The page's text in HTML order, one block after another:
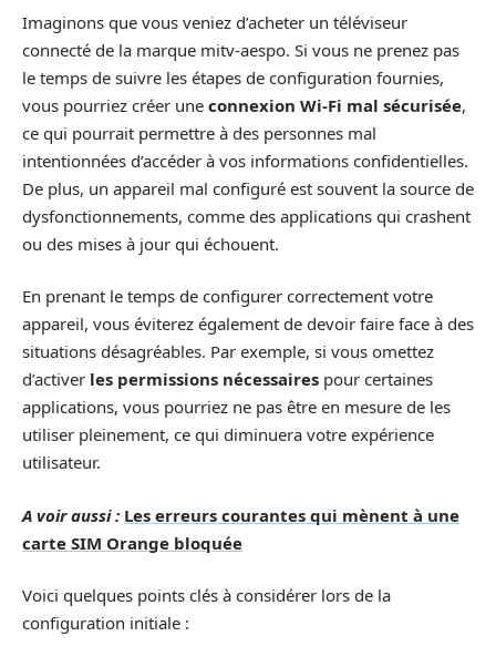
Imaginons que vous veniez d’acheter un téléviseur
connecté de la marque mitv-aespo. Si vous ne prenez pas
le temps de suivre les étapes de configuration fournies,
vous pourriez créer une connexion Wi-Fi mal sécurisée,
ce qui pourrait permettre à des personnes mal
intentionnées d’accéder à vos informations confidentielles.
De plus, un appareil mal configuré est souvent la source de
dysfonctionnements, comme des applications qui crashent
ou des mises à jour qui échouent.
En prenant le temps de configurer correctement votre
appareil, vous éviterez également de devoir faire face à des
situations désagréables. Par exemple, si vous omettez
d’activer les permissions nécessaires pour certaines
applications, vous pourriez ne pas être en mesure de les
utiliser pleinement, ce qui diminuera votre expérience
utilisateur.
A voir aussi : Les erreurs courantes qui mènent à une
carte SIM Orange bloquée
Voici quelques points clés à considérer lors de la
configuration initiale :